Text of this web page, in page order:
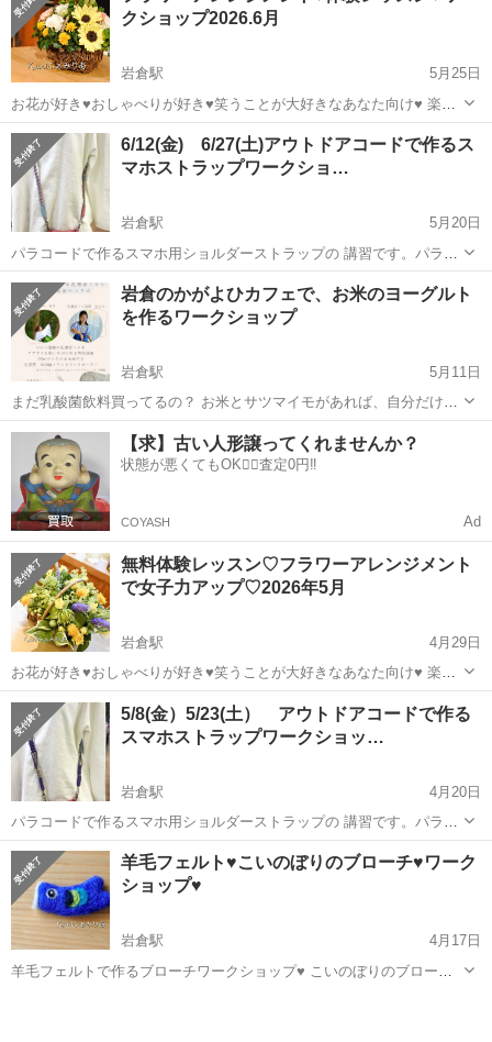
クショップ2026.6月
岩倉駅
5月25日
お花が好き♥おしゃべりが好き♥笑うことが大好きなあなた向け♥ 楽し
いフラワーアレンジメント教室で、お花を習ってみたい♥ 楽しい時間
を過ごしたい♥という方のために無料体験レッスンをご用意していま
す。 無料体験レッ...
愛知 岩倉市 岩倉駅 ワークショップ
6/12(金) 6/27(土)アウトドアコードで作るス
マホストラップワークショ…
岩倉駅
5月20日
パラコードで作るスマホ用ショルダーストラップの 講習です。パラコ
ードの色とロングとショートの長さ、 結び方をお選びいただけます。
かばんの持ち手にも使えます。パラコードで作る防災ブレスレット、
ペット用首輪の講習もできますご...
愛知 岩倉市 岩倉駅 ワークショップ
岩倉のかがよひカフェで、お米のヨーグルト
を作るワークショップ
岩倉駅
5月11日
まだ乳酸菌飲料買ってるの？ お米とサツマイモがあれば、自分だけの
オリジナル乳酸菌作れるのに🤭 飲んだ次の日に快便にもなっちゃう乳
酸菌興味ない？ 6月に、岩倉のコミュニティカフェかがよひで作れち
ゃうよ💕🫧 6/26予定...
愛知 岩倉市 岩倉駅 ワークショップ お米
【求】古い人形譲ってくれませんか？
状態が悪くてもOK🙆‍♀️査定0円‼️
COYASH Ad
無料体験レッスン♡フラワーアレンジメント
で女子力アップ♡2026年5月
岩倉駅
4月29日
お花が好き♥おしゃべりが好き♥笑うことが大好きなあなた向け♥ 楽し
いフラワーアレンジメント教室で、お花を習ってみたい♥ 楽しい時間
を過ごしたい♥という方のために無料体験レッスンをご用意していま
す。 無料体験レッ...
愛知 岩倉市 岩倉駅 ワークショップ
5/8(金）5/23(土） アウトドアコードで作る
スマホストラップワークショッ…
岩倉駅
4月20日
パラコードで作るスマホ用ショルダーストラップの 講習です。パラコ
ードの色とロングとショートの長さ、 結び方をお選びいただけます。
かばんの持ち手にも使えます。 パラコードで作る防災ブレスレット、
ペット用首輪の講習もで...
愛知 岩倉市 岩倉駅 ワークショップ アウトドア
羊毛フェルト♥こいのぼりのブローチ♥ワーク
ショップ♥
岩倉駅
4月17日
羊毛フェルトで作るブローチワークショップ♥ こいのぼりのブローチ